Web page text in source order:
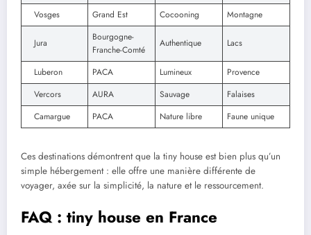
Vosges
Grand Est Cocooning Montagne
Jura
Bourgogne-
Franche-Comté
Authentique Lacs
Luberon PACA Lumineux
Provence
Vercors
AURA Sauvage
Falaises
Camargue
PACA Nature libre Faune unique
Ces destinations démontrent que la tiny house est bien plus qu’un
simple hébergement : elle offre une manière différente de
voyager, axée sur la simplicité, la nature et le ressourcement.
FAQ : tiny house en France